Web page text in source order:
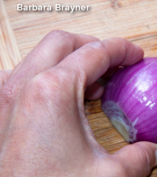
Barbara Brayner